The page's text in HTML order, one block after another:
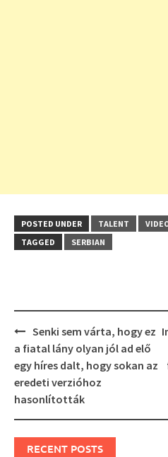
POSTED UNDER TALENT
TAGGED
SERBIAN
Post
navigation
Senki sem várta, hogy ez
a fiatal lány olyan jól ad elő
egy híres dalt, hogy sokan az
eredeti verzióhoz
hasonlították
RECENT POSTS